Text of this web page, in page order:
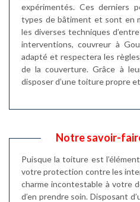
expérimentés. Ces derniers
types de bâtiment et sont en
les diverses techniques
interventions, couvreur à
adapté et respectera les
de la couverture. Grâce à
disposer d’une toiture propre
Notre savoir-
Puisque la toiture est
votre protection contre les
charme incontestable à votre
d’en prendre soin. Disposant